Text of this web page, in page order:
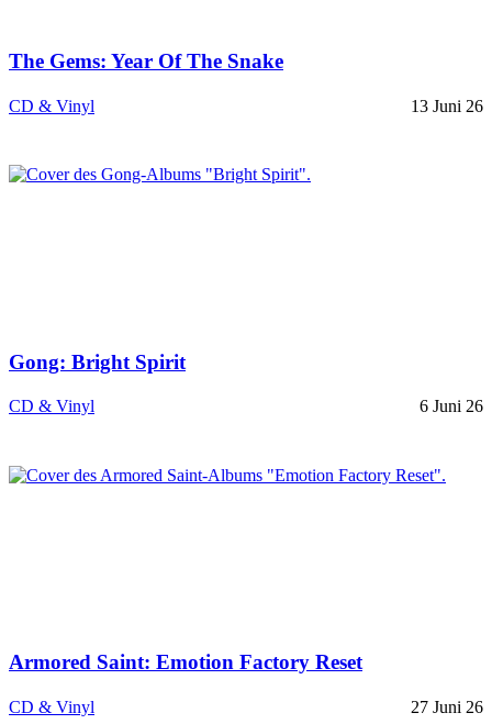
The Gems: Year Of The Snake
CD & Vinyl 13 Juni 26
Gong: Bright Spirit
CD & Vinyl 6 Juni 26
Armored Saint: Emotion Factory Reset
CD & Vinyl 27 Juni 26